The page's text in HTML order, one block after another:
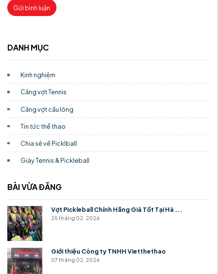
Gửi bình luận
DANH MỤC
Kinh nghiệm
Căng vợt Tennis
Căng vợt cầu lông
Tin tức thể thao
Chia sẻ về Picklball
Giày Tennis & Pickleball
BÀI VỪA ĐĂNG
Vợt Pickleball Chính Hãng Giá Tốt Tại Hà ...
25 tháng 02, 2026
Giới thiệu Công ty TNHH Vietthethao
07 tháng 02, 2026